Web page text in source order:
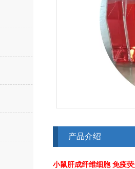
产品介绍
小鼠肝成纤维细胞 免疫